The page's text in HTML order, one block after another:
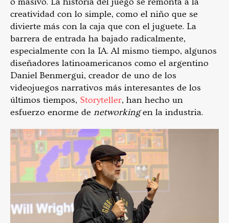
creatividad con lo simple, como el niño que se
divierte más con la caja que con el juguete. La
barrera de entrada ha bajado radicalmente,
especialmente con la IA. Al mismo tiempo, algunos
diseñadores latinoamericanos como el argentino
Daniel Benmergui, creador de uno de los
videojuegos narrativos más interesantes de los
últimos tiempos, Storyteller, han hecho un
esfuerzo enorme de networkingen la industria.